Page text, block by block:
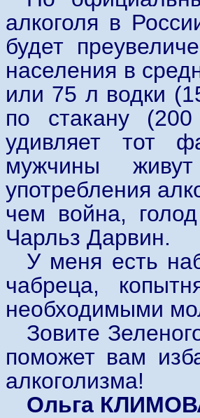
алкоголя в
будет
населения в
или 75 л водки
по стакану
удивляет тот
мужчины
употребления
чем война,
Чарльз Дарвин.
У меня есть
чабреца,
необходимыми
Зовите
поможет вам
алкоголизма!
Ольга